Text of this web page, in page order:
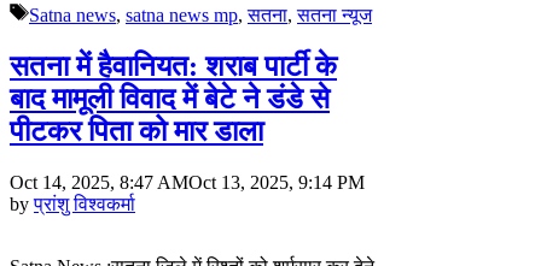
Tags
Satna news, satna news mp,सतना,सतना न्यूज
सतना में हैवानियत: शराब पार्टी के
बाद मामूली विवाद में बेटे ने डंडे से
पीटकर पिता को मार डाला
Oct 14, 2025, 8:47 AMOct 13, 2025, 9:14 PM
byप्रांशु विश्वकर्मा